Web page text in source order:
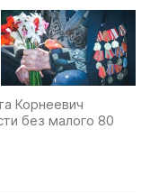
Корнеевич
без малого 80